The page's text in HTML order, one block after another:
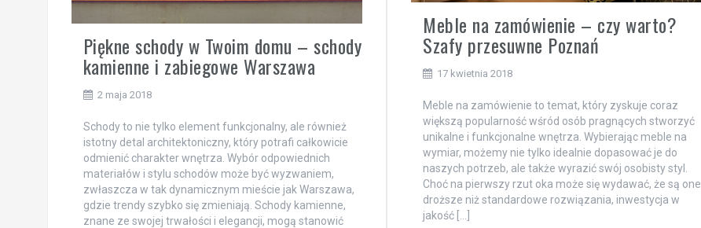
Piękne schody w Twoim domu – schody
kamienne i zabiegowe Warszawa
2 maja 2018
Schody to nie tylko element funkcjonalny, ale również
istotny detal architektoniczny, który potrafi całkowicie
odmienić charakter wnętrza. Wybór odpowiednich
materiałów i stylu schodów może być wyzwaniem,
zwłaszcza w tak dynamicznym mieście jak Warszawa,
gdzie trendy szybko się zmieniają. Schody kamienne,
znane ze swojej trwałości i elegancji, mogą stanowić
Meble na zamówienie – czy warto?
Szafy przesuwne Poznań
17 kwietnia 2018
Meble na zamówienie to temat, który zyskuje coraz
większą popularność wśród osób pragnących stworzyć
unikalne i funkcjonalne wnętrza. Wybierając meble na
wymiar, możemy nie tylko idealnie dopasować je do
naszych potrzeb, ale także wyrazić swój osobisty styl.
Choć na pierwszy rzut oka może się wydawać, że są one
droższe niż standardowe rozwiązania, inwestycja w
jakość […]